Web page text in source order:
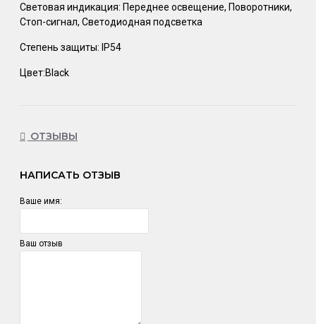
Световая индикация: Переднее освещение, Поворотники,
Стоп-сигнал, Светодиодная подсветка
Степень защиты: IP54
Цвет:Black
ОТЗЫВЫ
НАПИСАТЬ ОТЗЫВ
Ваше имя:
Ваш отзыв